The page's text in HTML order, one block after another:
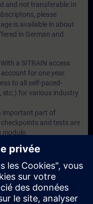
and not transferable.In
please
is available in about
in German and
With a SITRAIN access
for one year.
to all self-paced-
etc.) for various industry
important part of
checkpoints and tests are
software ( TIA
access subscription two
you will receive first-
on Siemens Industry